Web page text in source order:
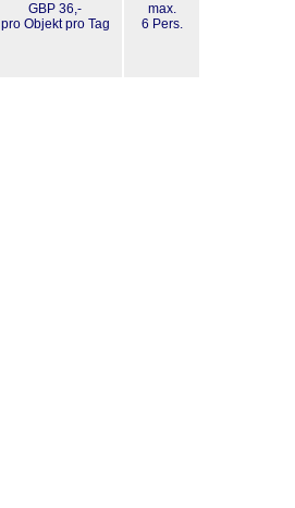
GBP 36,-
pro Objekt pro Tag
max.
6 Pers.